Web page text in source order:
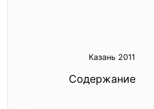
Казань 2011
Содержание